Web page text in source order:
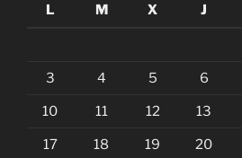
L
M X J
3 4 5 6
10 11 12 13
17 18 19 20